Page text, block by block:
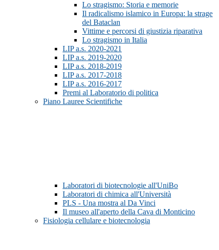
Lo stragismo: Storia e memorie
Il radicalismo islamico in Europa: la strage
del Bataclan
Vittime e percorsi di giustizia riparativa
Lo stragismo in Italia
LIP a.s. 2020-2021
LIP a.s. 2019-2020
LIP a.s. 2018-2019
LIP a.s. 2017-2018
LIP a.s. 2016-2017
Premi al Laboratorio di politica
Piano Lauree Scientifiche
Laboratori di biotecnologie all'UniBo
Laboratori di chimica all'Università
PLS - Una mostra al Da Vinci
Il museo all'aperto della Cava di Monticino
Fisiologia cellulare e biotecnologia